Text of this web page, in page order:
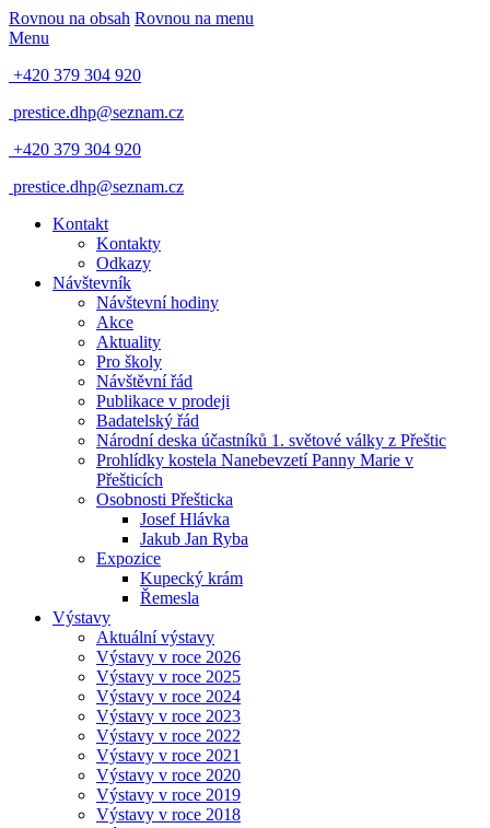
Rovnou na obsah Rovnou na menu
Menu
+420 379 304 920
prestice.dhp@seznam.cz
+420 379 304 920
prestice.dhp@seznam.cz
Kontakt
Kontakty
Odkazy
Návštevník
Návštevní hodiny
Akce
Aktuality
Pro školy
Návštěvní řád
Publikace v prodeji
Badatelský řád
Národní deska účastníků 1. světové války z Přeštic
Prohlídky kostela Nanebevzetí Panny Marie v
Přešticích
Osobnosti Přešticka
Josef Hlávka
Jakub Jan Ryba
Expozice
Kupecký krám
Řemesla
Výstavy
Aktuální výstavy
Výstavy v roce 2026
Výstavy v roce 2025
Výstavy v roce 2024
Výstavy v roce 2023
Výstavy v roce 2022
Výstavy v roce 2021
Výstavy v roce 2020
Výstavy v roce 2019
Výstavy v roce 2018